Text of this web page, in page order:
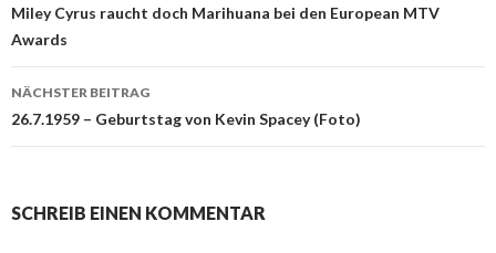
Beitragsnavigation
Miley Cyrus raucht doch Marihuana bei den European MTV
Awards
NÄCHSTER BEITRAG
26.7.1959 – Geburtstag von Kevin Spacey (Foto)
SCHREIB EINEN KOMMENTAR